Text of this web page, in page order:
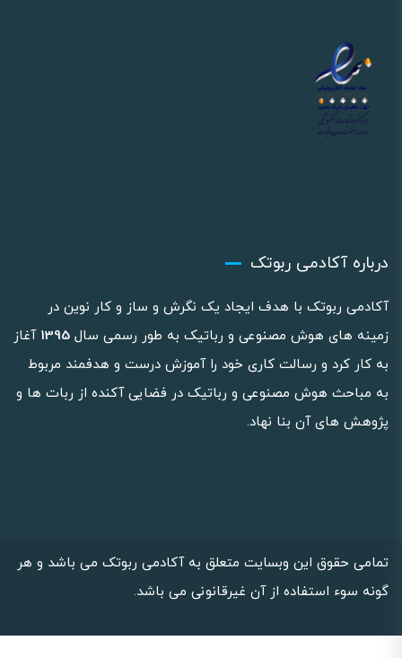
درباره آکادمی ربوتک
آکادمی ربوتک با هدف ایجاد یک نگرش و ساز و کار نوین در
زمینه های هوش مصنوعی و رباتیک به طور رسمی سال 1395 آغاز
به کار کرد و رسالت کاری خود را آموزش درست و هدفمند مربوط
به مباحث هوش مصنوعی و رباتیک در فضایی آکنده از ربات ها و
پژوهش های آن بنا نهاد.
تمامی حقوق این وبسایت متعلق به آکادمی ربوتک می باشد و هر
گونه سوء استفاده از آن غیرقانونی می باشد.